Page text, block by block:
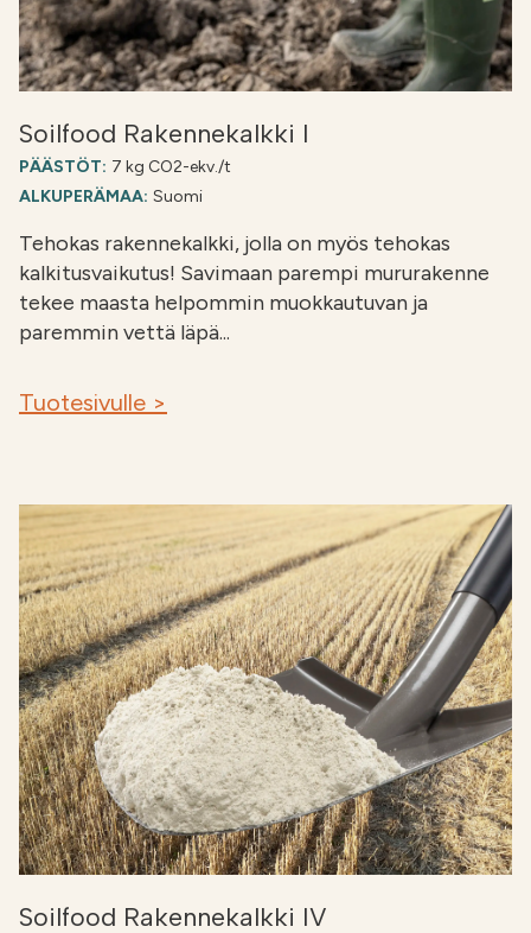
Soilfood Rakennekalkki I
PÄÄSTÖT: 7 kg CO2-ekv./t
ALKUPERÄMAA: Suomi
Tehokas rakennekalkki, jolla on myös tehokas
kalkitusvaikutus! Savimaan parempi mururakenne
tekee maasta helpommin muokkautuvan ja
paremmin vettä läpä...
Tuotesivulle >
Soilfood Rakennekalkki IV